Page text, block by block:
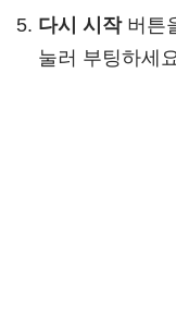
다시 시작버튼
눌러 부팅하세